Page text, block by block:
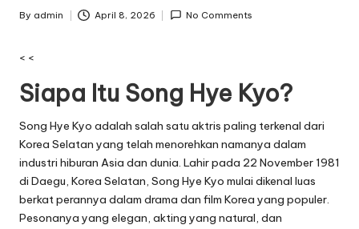
Posted
By admin April 8, 2026 No Comments
< <
Siapa Itu Song Hye Kyo?
Song Hye Kyo adalah salah satu aktris paling terkenal dari
Korea Selatan yang telah menorehkan namanya dalam
industri hiburan Asia dan dunia. Lahir pada 22 November 1981
di Daegu, Korea Selatan, Song Hye Kyo mulai dikenal luas
berkat perannya dalam drama dan film Korea yang populer.
Pesonanya yang elegan, akting yang natural, dan